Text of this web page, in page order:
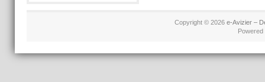
Copyright © 2026 e-Avizier –